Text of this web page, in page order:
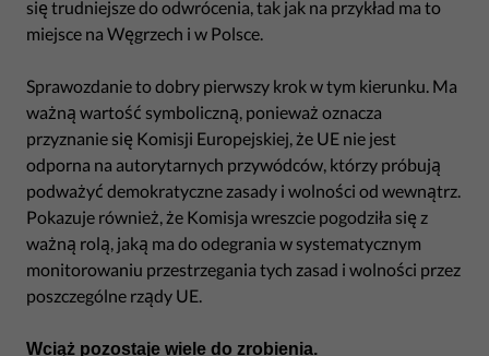
się trudniejsze do odwrócenia, tak jak na przykład ma to
miejsce na Węgrzech i w Polsce.
Sprawozdanie to dobry pierwszy krok w tym kierunku. Ma
ważną wartość symboliczną, ponieważ oznacza
przyznanie się Komisji Europejskiej, że UE nie jest
odporna na autorytarnych przywódców, którzy próbują
podważyć demokratyczne zasady i wolności od wewnątrz.
Pokazuje również, że Komisja wreszcie pogodziła się z
ważną rolą, jaką ma do odegrania w systematycznym
monitorowaniu przestrzegania tych zasad i wolności przez
poszczególne rządy UE.
Wciąż pozostaje wiele do zrobienia.